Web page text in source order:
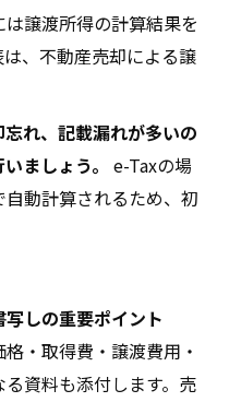
譲渡所得の計算結果を
、不動産売却による譲
れ、記載漏れが多いの
ましょう。 e-Taxの場
動計算されるため、初
しの重要ポイント
・取得費・譲渡費用・
資料も添付します。売